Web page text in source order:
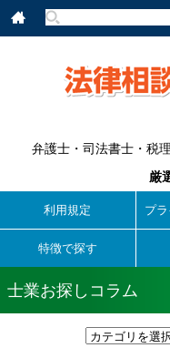
弁護士・司法書士・税
厳
利用規定 プ
特徴で探す
士業お探しコラム